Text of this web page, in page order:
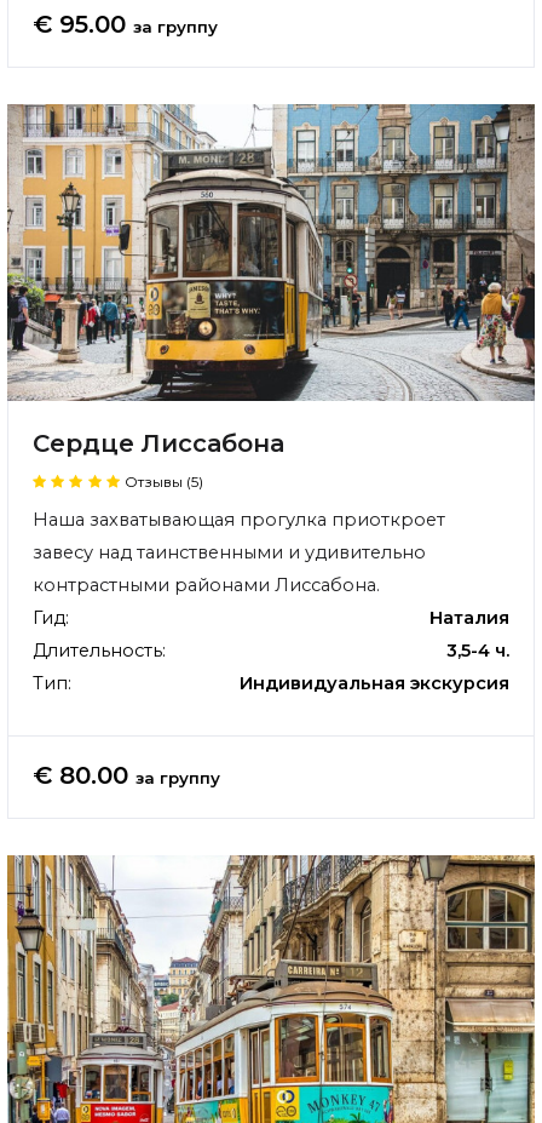
€ 95.00 за группу
Сердце Лиссабона
Отзывы (5)
Наша захватывающая прогулка приоткроет
завесу над таинственными и удивительно
контрастными районами Лиссабона.
Гид:
Наталия
Длительность:
3,5-4 ч.
Тип:
Индивидуальная экскурсия
€ 80.00 за группу